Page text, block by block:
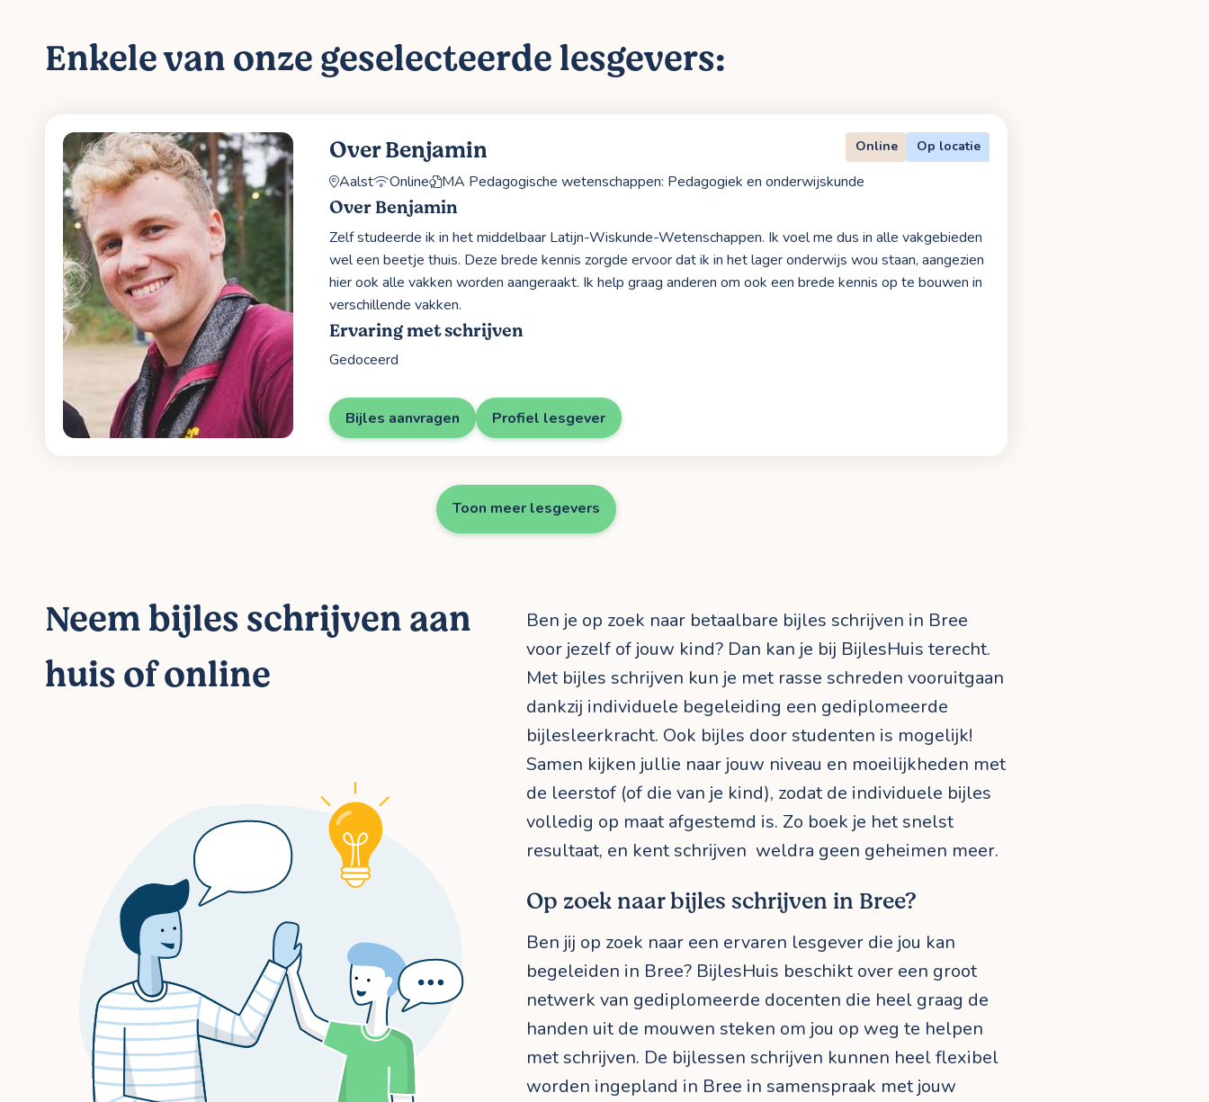
Enkele van onze geselecteerde lesgevers:
Over Benjamin Online Op locatie
Aalst Online MA Pedagogische wetenschappen: Pedagogiek en onderwijskunde
Over Benjamin
Zelf studeerde ik in het middelbaar Latijn-Wiskunde-Wetenschappen. Ik voel me dus in alle vakgebieden
wel een beetje thuis. Deze brede kennis zorgde ervoor dat ik in het lager onderwijs wou staan, aangezien
hier ook alle vakken worden aangeraakt. Ik help graag anderen om ook een brede kennis op te bouwen in
verschillende vakken.
Ervaring met schrijven
Gedoceerd
Bijles aanvragen Profiel lesgever
Toon meer lesgevers
Neem bijles schrijven aan
huis of online
Ben je op zoek naar betaalbare bijles schrijven in Bree
voor jezelf of jouw kind? Dan kan je bij BijlesHuis terecht.
Met bijles schrijven kun je met rasse schreden vooruitgaan
dankzij individuele begeleiding een gediplomeerde
bijlesleerkracht. Ook bijles door studenten is mogelijk!
Samen kijken jullie naar jouw niveau en moeilijkheden met
de leerstof (of die van je kind), zodat de individuele bijles
volledig op maat afgestemd is. Zo boek je het snelst
resultaat, en kent schrijven weldra geen geheimen meer.
Op zoek naar bijles schrijven in Bree?
Ben jij op zoek naar een ervaren lesgever die jou kan
begeleiden in Bree? BijlesHuis beschikt over een groot
netwerk van gediplomeerde docenten die heel graag de
handen uit de mouwen steken om jou op weg te helpen
met schrijven. De bijlessen schrijven kunnen heel flexibel
worden ingepland in Bree in samenspraak met jouw